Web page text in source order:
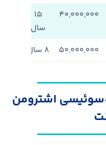
۴۰,۰۰۰,۰۰۰
۱۵
سال
۵۰,۰۰۰,۰۰۰ ۸ سال
سوئیسی اشترومن